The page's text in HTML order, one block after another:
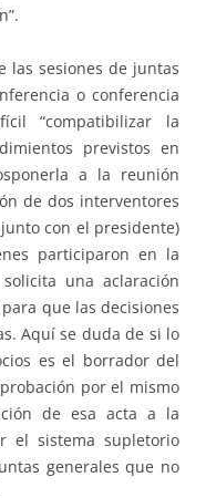
las sesiones de juntas
o conferencia
“compatibilizar la
previstos en
a la reunión
de dos interventores
con el presidente)
participaron en la
una aclaración
que las decisiones
Aquí se duda de si lo
es el borrador del
por el mismo
de esa acta a la
el sistema supletorio
generales que no